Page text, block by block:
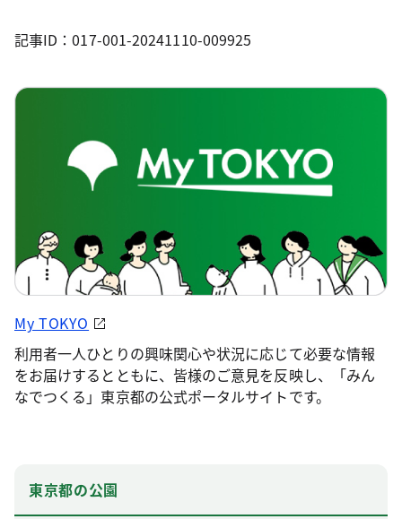
記事ID：017-001-20241110-009925
My TOKYO
利用者一人ひとりの興味関心や状況に応じて必要な情報
をお届けするとともに、皆様のご意見を反映し、「みん
なでつくる」東京都の公式ポータルサイトです。
東京都の公園